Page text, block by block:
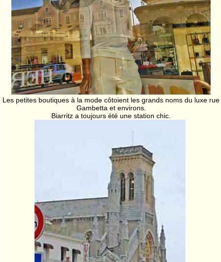
Les petites boutiques à la mode côtoient les grands noms du luxe rue
Gambetta et environs.
Biarritz a toujours été une station chic.